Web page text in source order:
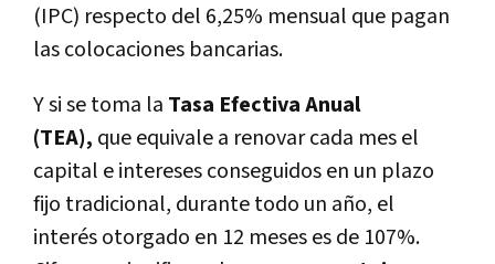
(IPC) respecto del 6,25% mensual que pagan
las colocaciones bancarias.
Y si se toma la Tasa Efectiva Anual
(TEA), que equivale a renovar cada mes el
capital e intereses conseguidos en un plazo
fijo tradicional, durante todo un año, el
interés otorgado en 12 meses es de 107%.